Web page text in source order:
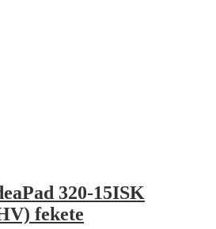
320-15ISK
fekete